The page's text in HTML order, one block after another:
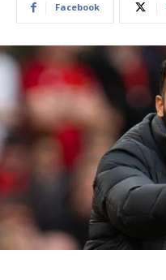
Facebook